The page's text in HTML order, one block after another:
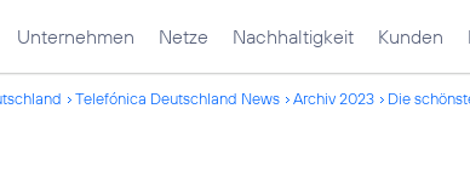
Unternehmen Netze Nachhaltigkeit Kunden
Telefónica Deutschland News Archiv 2023 Die